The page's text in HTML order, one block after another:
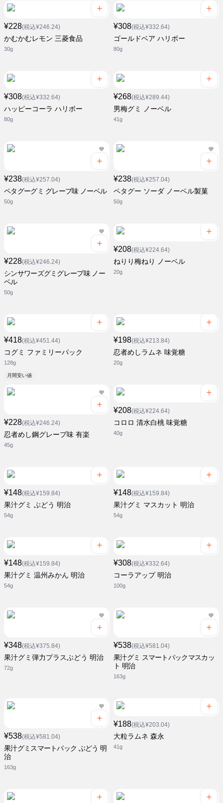
¥228(税込¥246.24)
かむかむレモン 三菱食品
30g
¥308(税込¥332.64)
ゴールドベア ハリボー
80g
¥308(税込¥332.64)
ハッピーコーラ ハリボー
80g
¥268(税込¥289.44)
男梅グミ ノーベル
41g
¥238(税込¥257.04)
ペタグーグミ グレープ味 ノーベル
50g
¥238(税込¥257.04)
ペタグー ソーダ ノーベル製菓
50g
¥228(税込¥246.24)
シンサワーズグミグレープ味 ノー
ベル
50g
¥208(税込¥224.64)
ねりり梅ねり ノーベル
20g
¥418(税込¥451.44)
コグミ ファミリーパック
128g
月間安い値
¥198(税込¥213.84)
忍者めしラムネ 味覚糖
20g
¥228(税込¥246.24)
忍者めし鋼グレープ味 有楽
45g
¥208(税込¥224.64)
コロロ 清水白桃 味覚糖
40g
¥148(税込¥159.84)
果汁グミ ぶどう 明治
54g
¥148(税込¥159.84)
果汁グミ マスカット 明治
54g
¥148(税込¥159.84)
果汁グミ 温州みかん 明治
54g
¥308(税込¥332.64)
コーラアップ 明治
100g
¥348(税込¥375.84)
果汁グミ弾力プラスぶどう 明治
72g
¥538(税込¥581.04)
果汁グミ スマートパックマスカッ
ト 明治
163g
¥538(税込¥581.04)
果汁グミスマートパック ぶどう 明
治
163g
¥188(税込¥203.04)
大粒ラムネ 森永
41g